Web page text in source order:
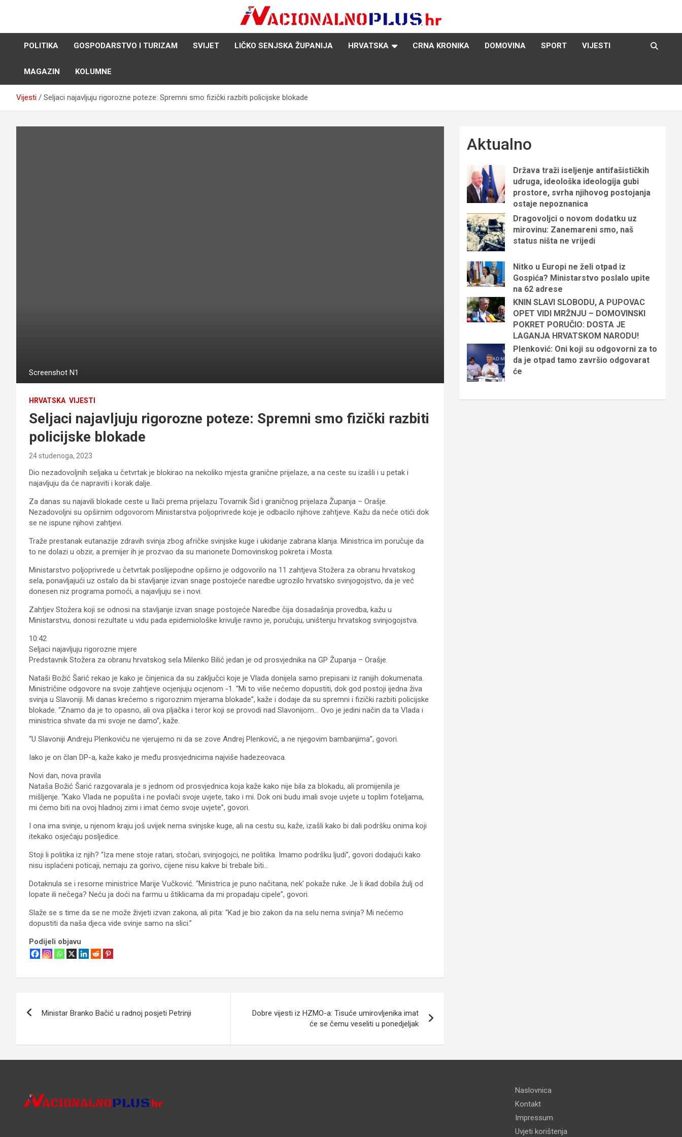
NacionalnoPlus.hr
Nacija želi znati više
POLITIKA
GOSPODARSTVO I TURIZAM SVIJET LIČKO SENJSKA ŽUPANIJA HRVATSKA CRNA KRONIKA DOMOVINA SPORT VIJESTI
MAGAZIN KOLUMNE
Vijesti Seljaci najavljuju rigorozne poteze: Spremni smo fizički razbiti policijske blokade
Screenshot N1
HRVATSKA VIJESTI
Seljaci najavljuju rigorozne poteze: Spremni smo fizički razbiti
policijske blokade
24 studenoga, 2023
Dio nezadovoljnih seljaka u četvrtak je blokirao na nekoliko mjesta granične prijelaze, a na ceste su izašli i u petak i
najavljuju da će napraviti i korak dalje.
Za danas su najavili blokade ceste u Ilači prema prijelazu Tovarnik Šid i graničnog prijelaza Županja – Orašje.
Nezadovoljni su opširnim odgovorom Ministarstva poljoprivrede koje je odbacilo njihove zahtjeve. Kažu da neće otići dok
se ne ispune njihovi zahtjevi.
Traže prestanak eutanazije zdravih svinja zbog afričke svinjske kuge i ukidanje zabrana klanja. Ministrica im poručuje da
to ne dolazi u obzir, a premijer ih je prozvao da su marionete Domovinskog pokreta i Mosta.
Ministarstvo poljoprivrede u četvrtak poslijepodne opširno je odgovorilo na 11 zahtjeva Stožera za obranu hrvatskog
sela, ponavljajući uz ostalo da bi stavljanje izvan snage postojeće naredbe ugrozilo hrvatsko svinjogojstvo, da je već
donesen niz programa pomoći, a najavljuju se i novi.
Zahtjev Stožera koji se odnosi na stavljanje izvan snage postojeće Naredbe čija dosadašnja provedba, kažu u
Ministarstvu, donosi rezultate u vidu pada epidemiološke krivulje ravno je, poručuju, uništenju hrvatskog svinjogojstva.
10:42
Seljaci najavljuju rigorozne mjere
Predstavnik Stožera za obranu hrvatskog sela Milenko Bilić jedan je od prosvjednika na GP Županja – Orašje.
Nataši Božić Šarić rekao je kako je činjenica da su zaključci koje je Vlada donijela samo prepisani iz ranijih dokumenata.
Ministričine odgovore na svoje zahtjeve ocjenjuju ocjenom -1. “Mi to više nećemo dopustiti, dok god postoji ijedna živa
svinja u Slavoniji. Mi danas krećemo s rigoroznim mjerama blokade”, kaže i dodaje da su spremni i fizički razbiti policijske
blokade. “Znamo da je to opasno, ali ova pljačka i teror koji se provodi nad Slavonijom… Ovo je jedini način da ta Vlada i
ministrica shvate da mi svoje ne damo”, kaže.
“U Slavoniji Andreju Plenkoviću ne vjerujemo ni da se zove Andrej Plenković, a ne njegovim bambanjima”, govori.
Iako je on član DP-a, kaže kako je među prosvjednicima najviše hadezeovaca.
Novi dan, nova pravila
Nataša Božić Šarić razgovarala je s jednom od prosvjednica koja kaže kako nije bila za blokadu, ali promijenila je
mišljenje. “Kako Vlada ne popušta i ne povlači svoje uvjete, tako i mi. Dok oni budu imali svoje uvjete u toplim foteljama,
mi ćemo biti na ovoj hladnoj zimi i imat ćemo svoje uvjete”, govori.
I ona ima svinje, u njenom kraju još uvijek nema svinjske kuge, ali na cestu su, kaže, izašli kako bi dali podršku onima koji
itekako osjećaju posljedice.
Stoji li politika iz njih? “Iza mene stoje ratari, stočari, svinjogojci, ne politika. Imamo podršku ljudi”, govori dodajući kako
nisu isplaćeni poticaji, nemaju za gorivo, cijene nisu kakve bi trebale biti…
Dotaknula se i resorne ministrice Marije Vučković. “Ministrica je puno načitana, nek’ pokaže ruke. Je li ikad dobila žulj od
lopate ili nečega? Neću ja doći na farmu u štiklicama da mi propadaju cipele”, govori.
Slaže se s time da se ne može živjeti izvan zakona, ali pita: “Kad je bio zakon da na selu nema svinja? Mi nećemo
dopustiti da naša djeca vide svinje samo na slici.”
Podijeli objavu
Ministar Branko Bačić u radnoj posjeti Petrinji
Dobre vijesti iz HZMO-a: Tisuće umirovljenika imat
će se čemu veseliti u ponedjeljak
Aktualno
Država traži iseljenje antifašističkih
udruga, ideološka ideologija gubi
prostore, svrha njihovog postojanja
ostaje nepoznanica
Dragovoljci o novom dodatku uz
mirovinu: Zanemareni smo, naš
status ništa ne vrijedi
Nitko u Europi ne želi otpad iz
Gospića? Ministarstvo poslalo upite
na 62 adrese
KNIN SLAVI SLOBODU, A PUPOVAC
OPET VIDI MRŽNJU – DOMOVINSKI
POKRET PORUČIO: DOSTA JE
LAGANJA HRVATSKOM NARODU!
Plenković: Oni koji su odgovorni za to
da je otpad tamo završio odgovarat
će
Naslovnica
Kontakt
Impressum
Uvjeti korištenja